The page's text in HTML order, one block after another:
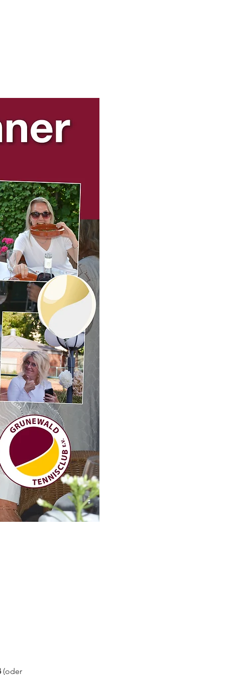
(oder